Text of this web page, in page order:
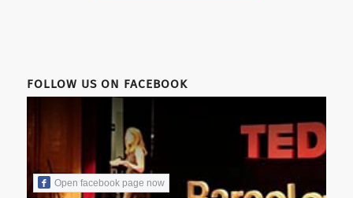
FOLLOW US ON FACEBOOK
Open facebook page now